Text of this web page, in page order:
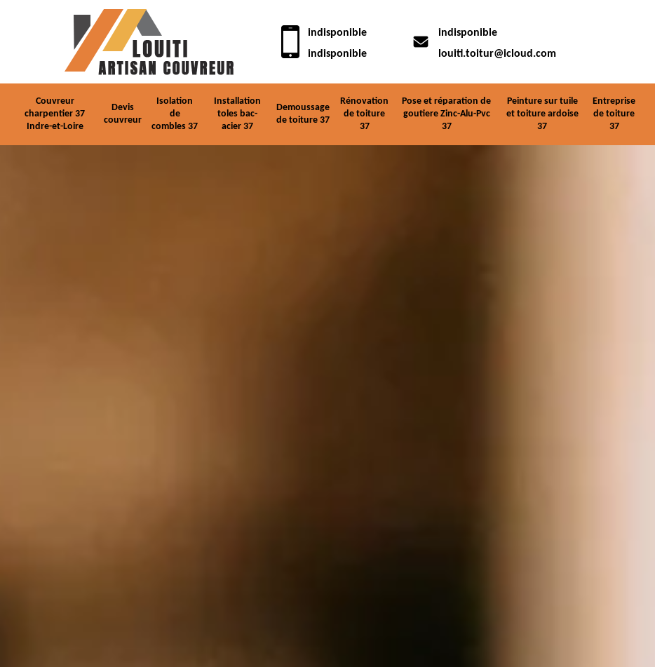
indisponible
indisponible
indisponible
louiti.toitur@icloud.com
Couvreur
charpentier 37
Indre-et-Loire
Devis
couvreur
Isolation
de
combles 37
Installation
toles bac-
acier 37
Demoussage
de toiture 37
Rénovation
de toiture
37
Pose et réparation de
goutiere Zinc-Alu-Pvc
37
Peinture sur tuile
et toiture ardoise
37
Entreprise
de toiture
37